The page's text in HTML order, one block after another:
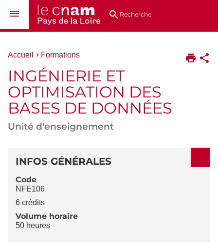
au
directsRecherche
Vous
ici :
Accueil Formations
INGÉNIERIE ET
OPTIMISATION DES
BASES DE DONNÉES
Unité d'enseignement
DÉTAILS
INFOS GÉNÉRALES
Code
NFE106
6 crédits
Volume horaire
50 heures